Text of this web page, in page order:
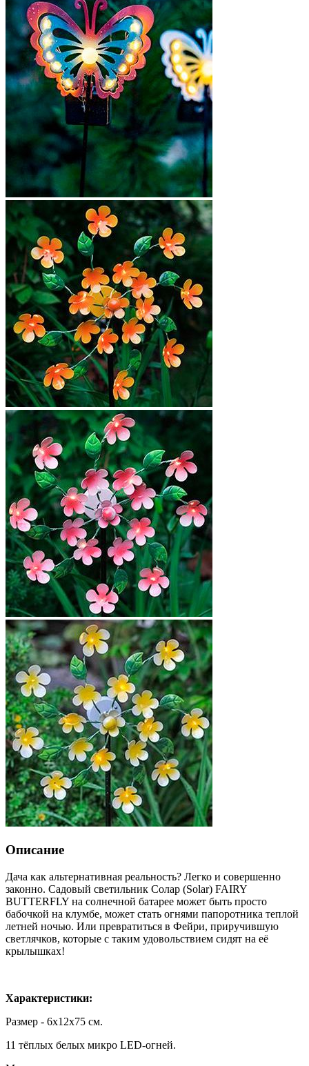
Описание
Дача как альтернативная реальность? Легко и совершенно
законно. Садовый светильник Солар (Solar) FAIRY
BUTTERFLY на солнечной батарее может быть просто
бабочкой на клумбе, может стать огнями папоротника теплой
летней ночью. Или превратиться в Фейри, приручившую
светлячков, которые с таким удовольствием сидят на её
крылышках!
Характеристики:
Размер - 6х12х75 см.
11 тёплых белых микро LED-огней.